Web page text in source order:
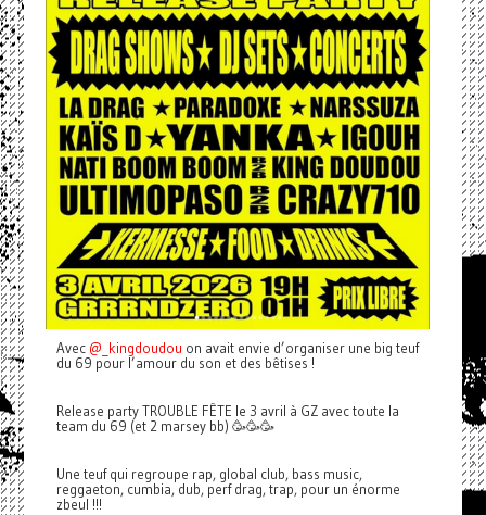
Avec @_kingdoudou on avait envie d’organiser une big teuf
du 69 pour l’amour du son et des bêtises !
Release party TROUBLE FÊTE le 3 avril à GZ avec toute la
team du 69 (et 2 marsey bb) 🥳🥳🥳
Une teuf qui regroupe rap, global club, bass music,
reggaeton, cumbia, dub, perf drag, trap, pour un énorme
zbeul !!!